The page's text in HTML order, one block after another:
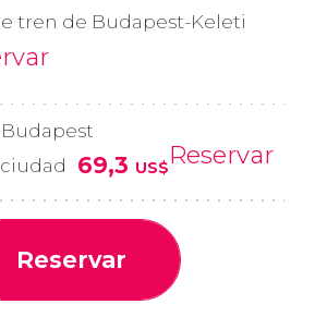
tren de Budapest-Keleti
69,3 US$Reservar
Reservar